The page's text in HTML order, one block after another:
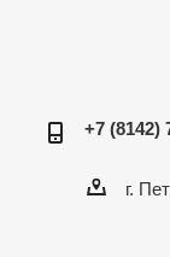
+7 (8142)
г.